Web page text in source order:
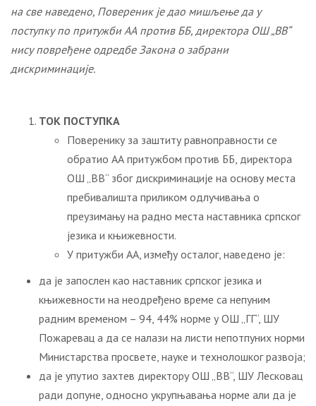
на све наведено, Повереник је дао мишљење да у
поступку по притужби АА против ББ, директораОШ „ВВ“
нису повређене одредбе Закона о забрани
дискриминације.
ТОК ПОСТУПКА
Поверенику за заштиту равноправности се
обратио АА притужбом против ББ, директора
ОШ „ВВ“ због дискриминације на основу места
пребивалишта приликoм одлучивања о
преузимању на радно места наставника српског
језика и књижевности.
У притужби АА, између осталог, наведено је:
да је запослен као наставник српског језика и
књижевности на неодређено време са непуним
радним временом – 94, 44% норме у ОШ „ГГ“, ШУ
Пожаревац а да се налази на листи непотпуних норми
Министарства просвете, науке и технолошког развоја;
да је упутио захтев директору ОШ „ВВ“, ШУ Лесковац
ради допуне, односно укрупњавања норме али да је